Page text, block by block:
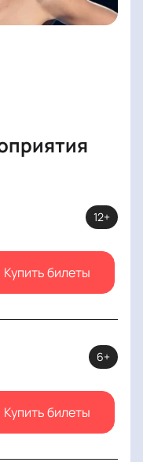
12+
Купить билеты
6+
Купить билеты